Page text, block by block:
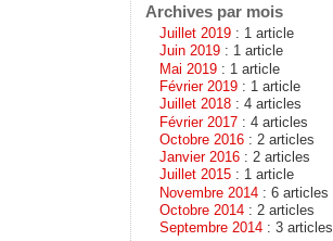
Archives par mois
Juillet 2019 : 1 article
Juin 2019 : 1 article
Mai 2019 : 1 article
Février 2019 : 1 article
Juillet 2018 : 4 articles
Février 2017 : 4 articles
Octobre 2016 : 2 articles
Janvier 2016 : 2 articles
Juillet 2015 : 1 article
Novembre 2014 : 6 articles
Octobre 2014 : 2 articles
Septembre 2014 : 3 articles